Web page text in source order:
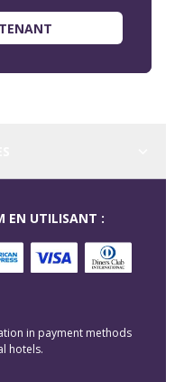
EN UTILISANT :
in payment methods
hotels.